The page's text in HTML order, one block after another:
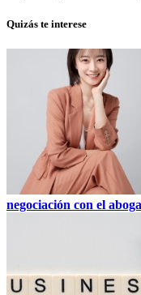
Quizás te interese
negociación con el